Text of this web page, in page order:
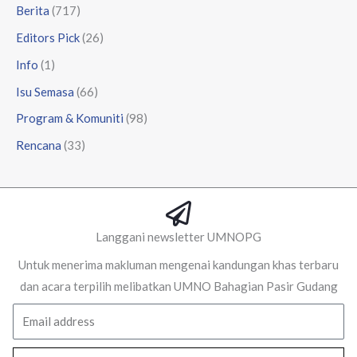
Berita (717)
Editors Pick(26)
Info (1)
Isu Semasa (66)
Program & Komuniti (98)
Rencana (33)
Langgani newsletter UMNOPG
Untuk menerima makluman mengenai kandungan khas terbaru
dan acara terpilih melibatkan UMNO Bahagian Pasir Gudang